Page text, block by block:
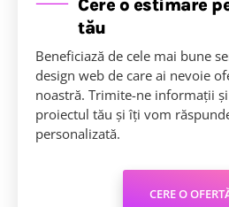
Cere o estimare
tău
Beneficiază de cele mai bune
design web de care ai nevoie
noastră. Trimite-ne informații
proiectul tău și îți vom
personalizată.
CERE O